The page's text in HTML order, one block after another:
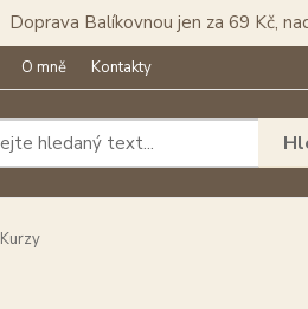
Doprava Balíkovnou jen za 69 Kč,
O mně Kontakty
Kurzy